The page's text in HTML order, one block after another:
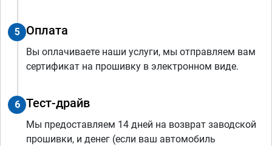
5 Оплата
Вы оплачиваете наши услуги, мы отправляем вам
сертификат на прошивку в электронном виде.
6 Тест-драйв
Мы предоставляем 14 дней на возврат заводской
прошивки, и денег (если ваш автомобиль